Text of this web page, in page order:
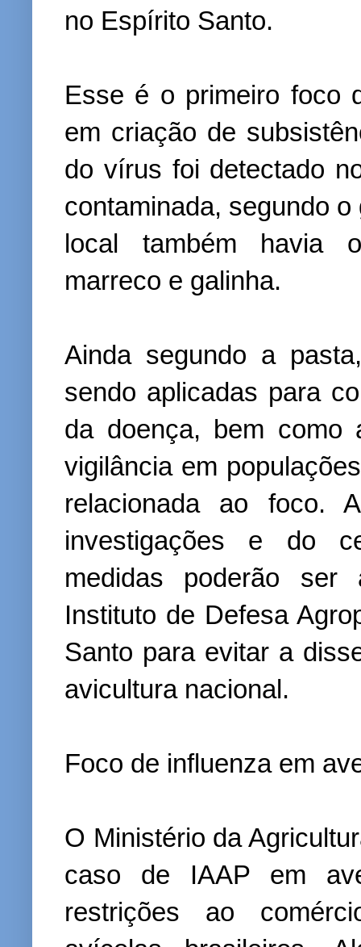
no Espírito Santo.
Esse é o primeiro foco
em criação de
do vírus foi detectado
contaminada, segundo
local também havia
marreco e galinha.
Ainda segundo a
sendo aplicadas para
da doença, bem como
vigilância em
relacionada ao foco.
investigações e do
medidas poderão
Instituto de Defesa
Santo para evitar a
avicultura nacional.
Foco de influenza em
O Ministério da
caso de IAAP em
restrições ao